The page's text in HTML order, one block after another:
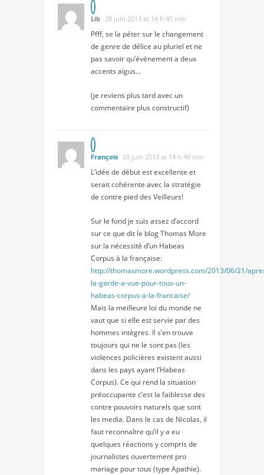
Lib 28 juin 2013 at 14 h 45 min
Pfff, se la péter sur le changement
de genre de délice au pluriel et ne
pas savoir qu’événement a deux
accents aigus…
(je reviens plus tard avec un
commentaire plus constructif)
François 28 juin 2013 at 14 h 49 min
L’idée de début est excellente et
serait cohérente avec la stratégie
de contre pied des Veilleurs!
Sur le fond je suis assez d’accord
sur ce que dit le blog Thomas More
sur la nécessité d’un Habeas
Corpus à la française:
http://thomasmore.wordpress.com/2013/06/21/
la-garde-a-vue-pour-tous-un-
habeas-corpus-a-la-francaise/
Mais la meilleure loi du monde ne
vaut que si elle est servie par des
hommes intègres. Il s’en trouve
toujours qui ne le sont pas (les
violences policières existent aussi
dans les pays ayant l’Habeas
Corpus). Ce qui rend la situation
préoccupante c’est la faiblesse des
contre pouvoirs naturels que sont
les media. Dans le cas de Nicolas, il
faut reconnaître qu’il y a eu
quelques réactions y compris de
journalistes ouvertement pro
mariage pour tous (type Apathie).